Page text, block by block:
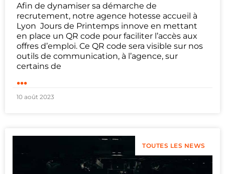
Afin de dynamiser sa démarche de
recrutement, notre agence hotesse accueil à
Lyon Jours de Printemps innove en mettant
en place un QR code pour faciliter l’accès aux
offres d’emploi. Ce QR code sera visible sur nos
outils de communication, à l’agence, sur
certains de
...
10 août 2023
TOUTES LES NEWS